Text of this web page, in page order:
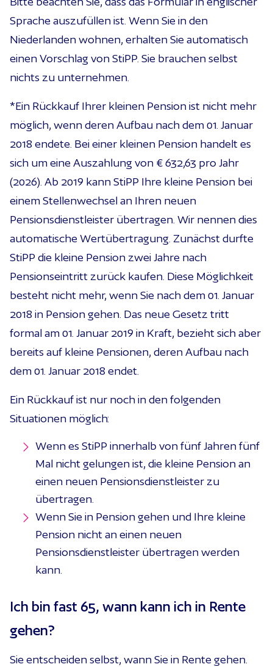
Sprache auszufüllen ist. Wenn Sie in den
Niederlanden wohnen, erhalten Sie automatisch
einen Vorschlag von StiPP. Sie brauchen selbst
nichts zu unternehmen.
*Ein Rückkauf Ihrer kleinen Pension ist nicht mehr
möglich, wenn deren Aufbau nach dem 01. Januar
2018 endete. Bei einer kleinen Pension handelt es
sich um eine Auszahlung von € 632,63 pro Jahr
(2026). Ab 2019 kann StiPP Ihre kleine Pension bei
einem Stellenwechsel an Ihren neuen
Pensionsdienstleister übertragen. Wir nennen dies
automatische Wertübertragung. Zunächst durfte
StiPP die kleine Pension zwei Jahre nach
Pensionseintritt zurück kaufen. Diese Möglichkeit
besteht nicht mehr, wenn Sie nach dem 01. Januar
2018 in Pension gehen. Das neue Gesetz tritt
formal am 01. Januar 2019 in Kraft, bezieht sich aber
bereits auf kleine Pensionen, deren Aufbau nach
dem 01. Januar 2018 endet.
Ein Rückkauf ist nur noch in den folgenden
Situationen möglich:
Wenn es StiPP innerhalb von fünf Jahren fünf
Mal nicht gelungen ist, die kleine Pension an
einen neuen Pensionsdienstleister zu
übertragen.
Wenn Sie in Pension gehen und Ihre kleine
Pension nicht an einen neuen
Pensionsdienstleister übertragen werden
kann.
Ich bin fast 65, wann kann ich in Rente
gehen?
Sie entscheiden selbst, wann Sie in Rente gehen.